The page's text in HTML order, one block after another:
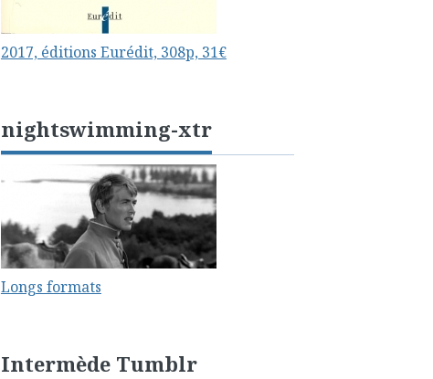
2017, éditions Eurédit, 308p, 31€
nightswimming-xtr
Longs formats
Intermède Tumblr